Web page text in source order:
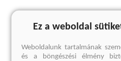
A keresett
Ez a weboldal
Weboldalunk tartalmának
és a böngészési élmény